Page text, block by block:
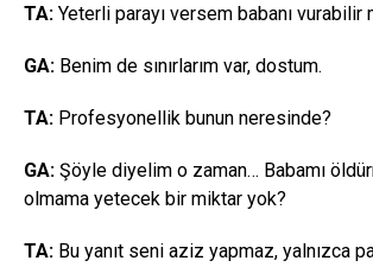
TA: Yeterli parayı versem babanı vurabilir
GA: Benim de sınırlarım var, dostum.
TA: Profesyonellik bunun neresinde?
GA: Şöyle diyelim o zaman… Babamı
olmama yetecek bir miktar yok?
TA: Bu yanıt seni aziz yapmaz, yalnızca